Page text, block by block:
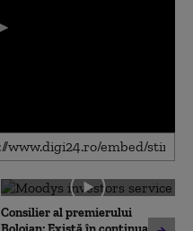
Consilier al premierului